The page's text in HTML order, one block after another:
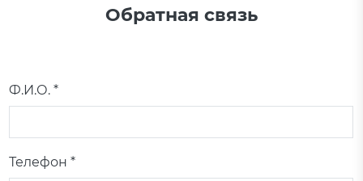
Обратная связь
Ф.И.О. *
Телефон *